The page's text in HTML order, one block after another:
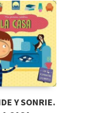
Y SONRIE.